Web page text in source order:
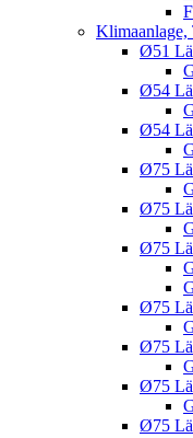
Klimaanlage,
Ø51
Ø54
Ø54
Ø75
Ø75
Ø75
Ø75
Ø75
Ø75
Ø75